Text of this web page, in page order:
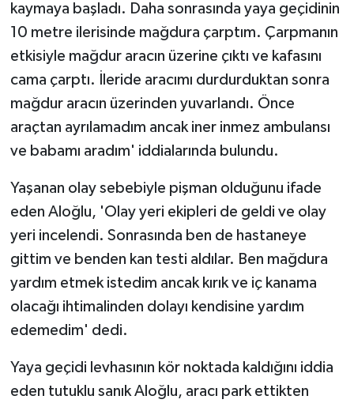
kaymaya başladı. Daha sonrasında yaya geçidinin
10 metre ilerisinde mağdura çarptım. Çarpmanın
etkisiyle mağdur aracın üzerine çıktı ve kafasını
cama çarptı. İleride aracımı durdurduktan sonra
mağdur aracın üzerinden yuvarlandı. Önce
araçtan ayrılamadım ancak iner inmez ambulansı
ve babamı aradım' iddialarında bulundu.
Yaşanan olay sebebiyle pişman olduğunu ifade
eden Aloğlu, 'Olay yeri ekipleri de geldi ve olay
yeri incelendi. Sonrasında ben de hastaneye
gittim ve benden kan testi aldılar. Ben mağdura
yardım etmek istedim ancak kırık ve iç kanama
olacağı ihtimalinden dolayı kendisine yardım
edemedim' dedi.
Yaya geçidi levhasının kör noktada kaldığını iddia
eden tutuklu sanık Aloğlu, aracı park ettikten